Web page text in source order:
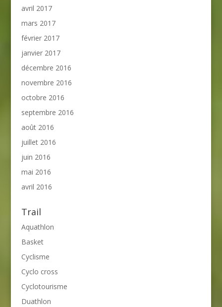
avril 2017
mars 2017
février 2017
janvier 2017
décembre 2016
novembre 2016
octobre 2016
septembre 2016
août 2016
juillet 2016
juin 2016
mai 2016
avril 2016
Trail
Aquathlon
Basket
Cyclisme
Cyclo cross
Cyclotourisme
Duathlon